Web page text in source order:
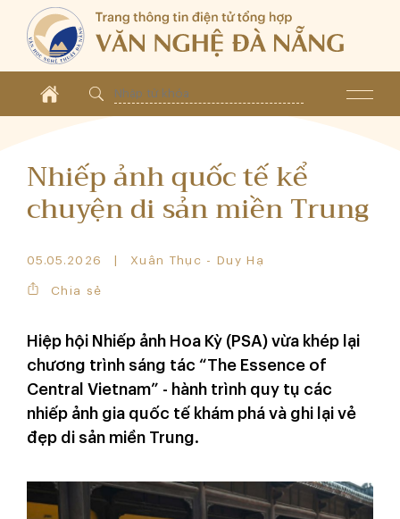
Nhiếp ảnh quốc tế kể
chuyện di sản miền Trung
05.05.2026 Xuân Thục - Duy Hạ
Chia sẻ
Hiệp hội Nhiếp ảnh Hoa Kỳ (PSA) vừa khép lại
chương trình sáng tác “The Essence of
Central Vietnam” - hành trình quy tụ các
nhiếp ảnh gia quốc tế khám phá và ghi lại vẻ
đẹp di sản miền Trung.